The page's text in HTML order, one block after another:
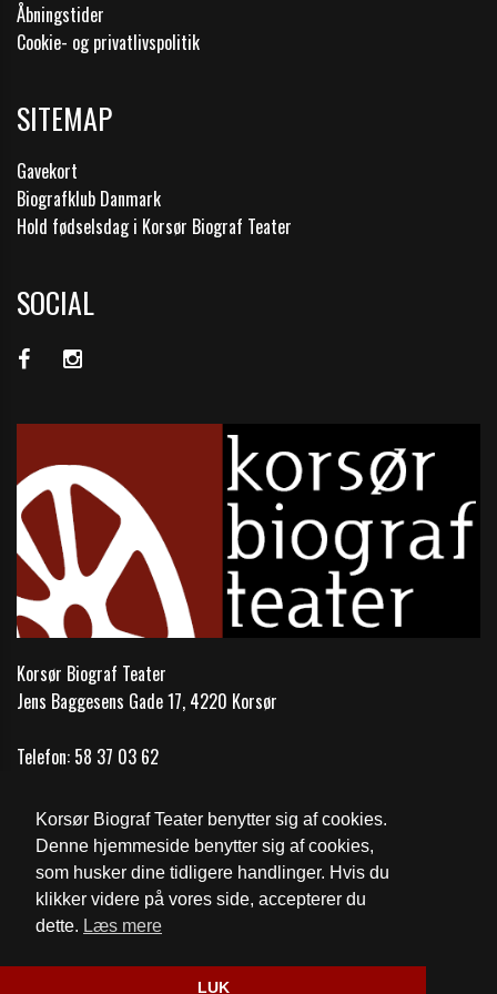
Korsør Biograf Teater benytter sig af cookies.
Denne hjemmeside benytter sig af cookies,
som husker dine tidligere handlinger. Hvis du
klikker videre på vores side, accepterer du
dette. Læs mere
LUK
Åbningstider
Cookie- og privatlivspolitik
SITEMAP
Gavekort
Biografklub Danmark
Hold fødselsdag i Korsør Biograf Teater
SOCIAL
Korsør Biograf Teater
Jens Baggesens Gade 17, 4220 Korsør
Telefon: 58 37 03 62
Cookie- og privatlivspolitik
Fødevarestyrelsens kontrolrapport